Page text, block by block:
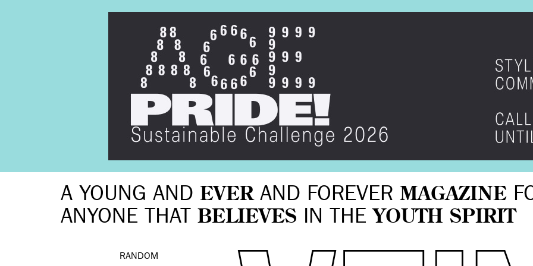
A YOUNG AND EVERAND FOREVER MAGAZINE
ANYONE THAT BELIEVES IN THE YOUTH SPIRIT
RANDOM